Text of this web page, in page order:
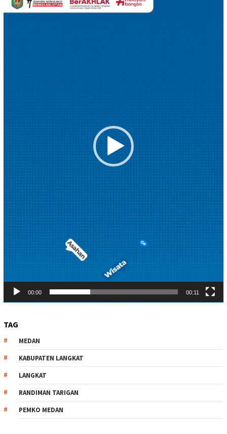
Video
00:00 00:11
TAG
MEDAN
KABUPATEN LANGKAT
LANGKAT
RANDIMAN TARIGAN
PEMKO MEDAN